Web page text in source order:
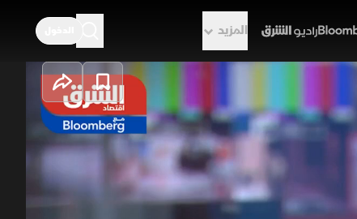
المزيد
تضغط
أسعار البنزين والطاقة جراء